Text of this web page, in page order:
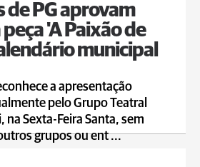
de PG aprovam
'A Paixão de
municipal
a apresentação
pelo Grupo Teatral
na Sexta-Feira Santa, sem
grupos ou ent ...